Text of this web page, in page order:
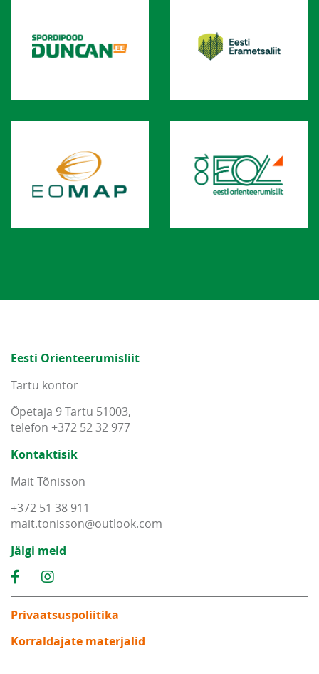
Eesti Orienteerumisliit
Tartu kontor
Õpetaja 9 Tartu 51003,
telefon +372 52 32 977
Kontaktisik
Mait Tõnisson
+372 51 38 911
mait.tonisson@outlook.com
Jälgi meid
Privaatsuspoliitika
Korraldajate materjalid